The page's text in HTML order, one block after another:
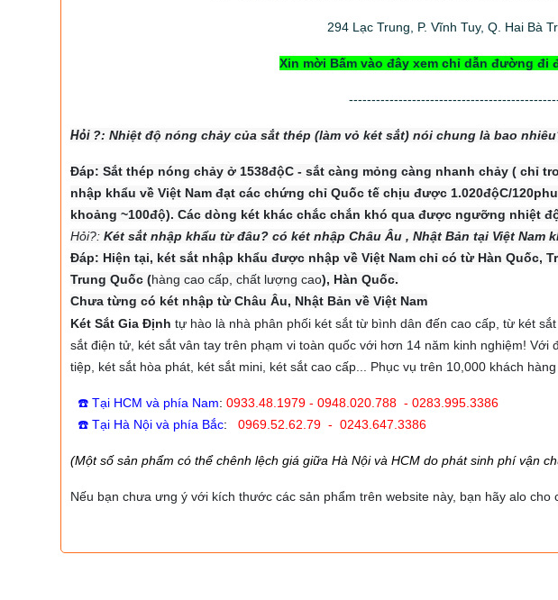
294Lạc Trung, P. Vĩnh Tuy, Q. Hai Bà
Xin mời Bấm vào đây xem chỉ dẫn đường đi
Hỏi ?: Nhiệt độ nóng chảy của sắt thép (làm vỏ két sắt) nói chung là bao
Đáp: Sắt thép nóng chảy ở 1538độC - sắt càng mỏng càng nhanh chảy ( chỉ
nhập khẩu về Việt Nam đạt các chứng chỉ Quốc tế chịu được 1.020độC/
khoảng ~100độ). Các dòng két khác chắc chắn khó qua được ngưỡng nhiệt
Hỏi?: Két sắt nhập khẩu từ đâu? có két nhập Châu Âu , Nhật Bản tại Việt Nam
Đáp: Hiện tại, két sắt nhập khẩu được nhập về Việt Nam chỉ có từ Hàn Quốc,
Trung Quốc (hàng cao cấp, chất lượng cao), Hàn Quốc.
Chưa từng có két nhập từ Châu Âu, Nhật Bản về Việt Nam
Két Sắt Gia Định tự hào là nhà phân phối két sắt từ bình dân đến cao cấp, từ két
sắt điện tử, két sắt vân tay trên phạm vi toàn quốc với hơn 14 năm kinh nghiệm! Với
tiệp, két sắt hòa phát, két sắt mini, két sắt cao cấp... Phục vụ trên 10,000 khách
☎️ Tại HCM và phía Nam: 0933.48.1979 - 0948.020.788 - 0283.995.3386
☎️ Tại Hà Nội và phía Bắc: 0969.52.62.79 - 0243.647.3386
(Một số sản phẩm có thể chênh lệch giá giữa Hà Nội và HCM do phát sinh phí vận
Nếu bạn chưa ưng ý với kích thước các sản phẩm trên website này, bạn hãy alo